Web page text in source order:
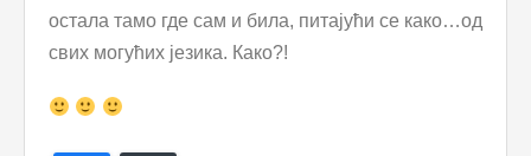
остала тамо где сам и била, питајући се како…од
свих могућих језика. Како?!